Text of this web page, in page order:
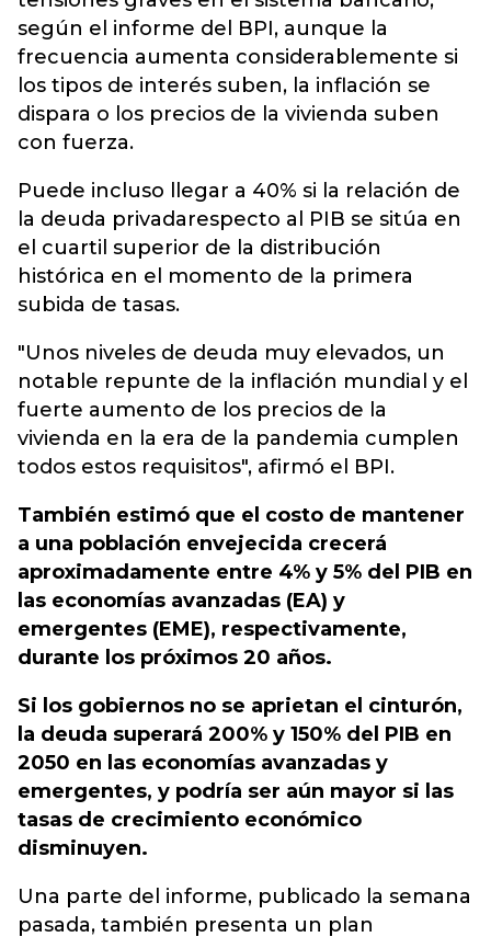
según el informe del BPI, aunque la
frecuencia aumenta considerablemente si
los tipos de interés suben, la inflación se
dispara o los precios de la vivienda suben
con fuerza.
Puede incluso llegar a 40% si la relación de
la deuda privadarespecto al PIB se sitúa en
el cuartil superior de la distribución
histórica en el momento de la primera
subida de tasas.
"Unos niveles de deuda muy elevados, un
notable repunte de la inflación mundial y el
fuerte aumento de los precios de la
vivienda en la era de la pandemia cumplen
todos estos requisitos", afirmó el BPI.
También estimó que el costo de mantener
a una población envejecida crecerá
aproximadamente entre 4% y 5% del PIB en
las economías avanzadas (EA) y
emergentes (EME), respectivamente,
durante los próximos 20 años.
Si los gobiernos no se aprietan el cinturón,
la deuda superará 200% y 150% del PIB en
2050 en las economías avanzadas y
emergentes, y podría ser aún mayor si las
tasas de crecimiento económico
disminuyen.
Una parte del informe, publicado la semana
pasada, también presenta un plan